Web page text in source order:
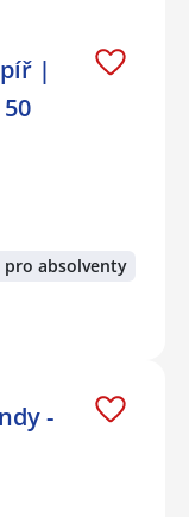
|
pro absolventy
-